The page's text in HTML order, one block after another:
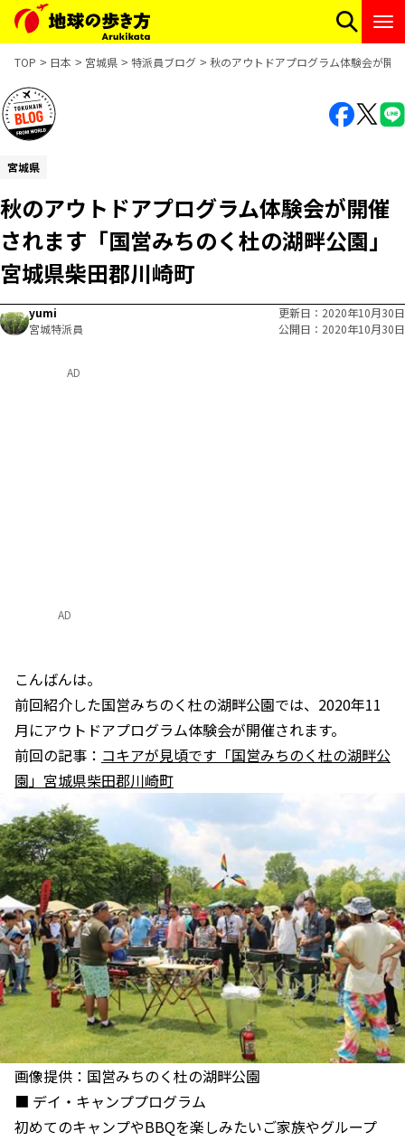
TOP 日本 宮城県 特派員ブログ 秋のアウトドアプログラム体験会が開
宮城県
秋のアウトドアプログラム体験会が開催
されます「国営みちのく杜の湖畔公園」
宮城県柴田郡川崎町
yumi
宮城特派員
更新日
2020年10月30日
公開日
2020年10月30日
AD
こんばんは。
前回紹介した国営みちのく杜の湖畔公園では、2020年11
月にアウトドアプログラム体験会が開催されます。
前回の記事： コキアが見頃です「国営みちのく杜の湖畔公
園」宮城県柴田郡川崎町
画像提供：国営みちのく杜の湖畔公園
■ デイ・キャンププログラム
初めてのキャンプやBBQを楽しみたいご家族やグループ
AD